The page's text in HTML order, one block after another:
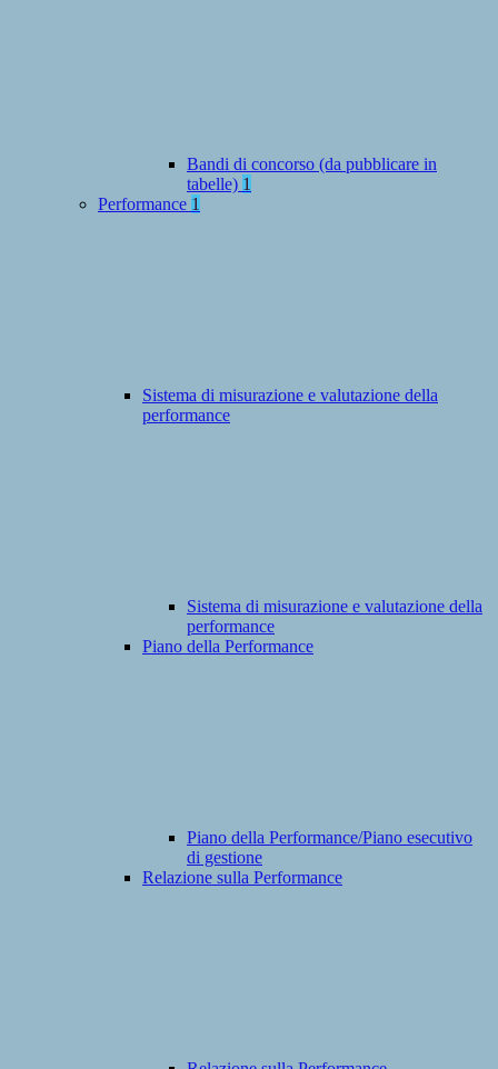
Bandi di concorso (da pubblicare in
tabelle) 1
Performance 1
Sistema di misurazione e valutazione della
performance
Sistema di misurazione e valutazione della
performance
Piano della Performance
Piano della Performance/Piano esecutivo
di gestione
Relazione sulla Performance